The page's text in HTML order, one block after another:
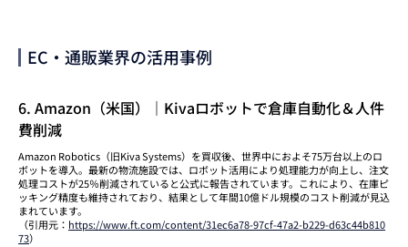
EC・通販業界の活用事例
6. Amazon（米国）｜Kivaロボットで倉庫自動化＆人件
費削減
Amazon Robotics（旧Kiva Systems）を買収後、世界中におよそ75万台以上のロ
ボットを導入。最新の物流施設では、ロボット活用により処理能力が向上し、注文
処理コストが25％削減されていると公式に報告されています。これにより、在庫ピ
ッキング精度も維持されており、結果として年間10億ドル規模のコスト削減が見込
まれています。
（引用元： https://www.ft.com/content/31ec6a78-97cf-47a2-b229-d63c44b810
73）